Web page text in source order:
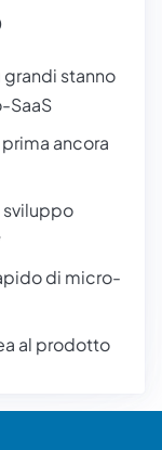
grandi stanno
SaaS
prima ancora
di micro-
al prodotto